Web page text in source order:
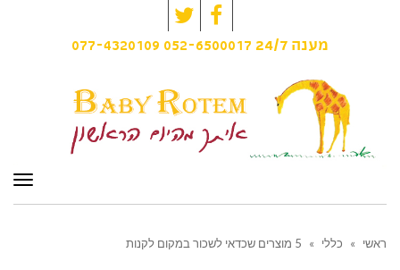
Facebook
Twitter
מענה 077-4320109 052-6500017 24/7
ראשי » כללי » 5 מוצרים שכדאי לשכור במקום לקנות